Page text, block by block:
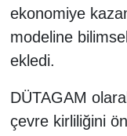
ekonomiye
modeline
ekledi.
DÜTAGAM
çevre kirliliğini